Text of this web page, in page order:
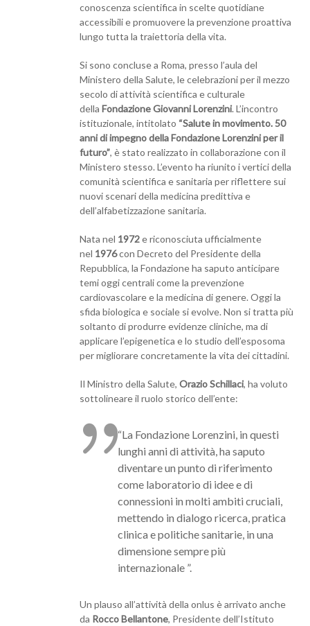
conoscenza scientifica in scelte quotidiane
accessibili e promuovere la prevenzione proattiva
lungo tutta la traiettoria della vita.
Si sono concluse a Roma, presso l’aula del
Ministero della Salute, le celebrazioni per il mezzo
secolo di attività scientifica e culturale
della Fondazione Giovanni Lorenzini. L’incontro
istituzionale, intitolato “Salute in movimento. 50
anni di impegno della Fondazione Lorenzini per il
futuro”, è stato realizzato in collaborazione con il
Ministero stesso. L’evento ha riunito i vertici della
comunità scientifica e sanitaria per riflettere sui
nuovi scenari della medicina predittiva e
dell’alfabetizzazione sanitaria.
Nata nel 1972e riconosciuta ufficialmente
nel 1976con Decreto del Presidente della
Repubblica, la Fondazione ha saputo anticipare
temi oggi centrali come la prevenzione
cardiovascolare e la medicina di genere. Oggi la
sfida biologica e sociale si evolve. Non si tratta più
soltanto di produrre evidenze cliniche, ma di
applicare l’epigenetica e lo studio dell’esposoma
per migliorare concretamente la vita dei cittadini.
Il Ministro della Salute, Orazio Schillaci, ha voluto
sottolineare il ruolo storico dell’ente:
“La Fondazione Lorenzini, in questi
lunghi anni di attività, ha saputo
diventare un punto di riferimento
come laboratorio di idee e di
connessioni in molti ambiti cruciali,
mettendo in dialogo ricerca, pratica
clinica e politiche sanitarie, in una
dimensione sempre più
internazionale ”.
Un plauso all’attività della onlus è arrivato anche
da Rocco Bellantone, Presidente dell’Istituto